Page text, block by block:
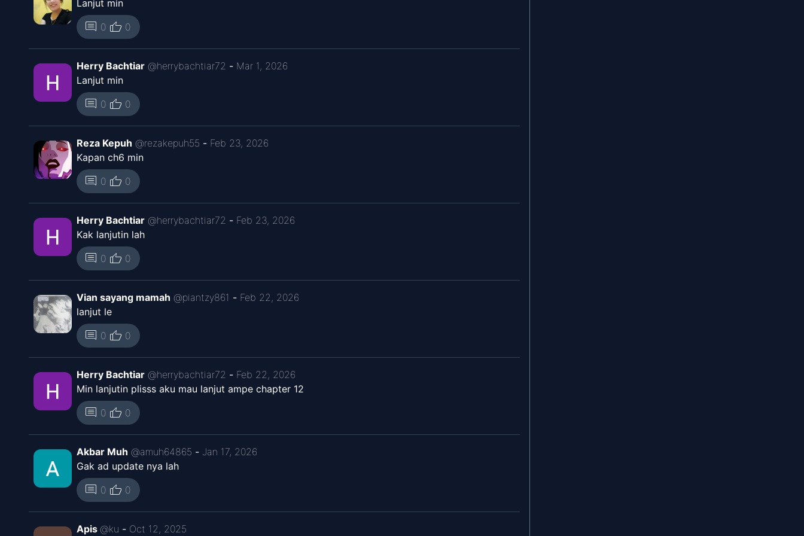
Lanjut min
comment 0 thumb_up 0
Herry Bachtiar @herrybachtiar72 - Mar 1, 2026
Lanjut min
comment 0 thumb_up 0
Reza Kepuh @rezakepuh55 - Feb 23, 2026
Kapan ch6 min
comment 0 thumb_up 0
Herry Bachtiar @herrybachtiar72 - Feb 23, 2026
Kak lanjutin lah
comment 0 thumb_up 0
Vian sayang mamah @piantzy861 - Feb 22, 2026
lanjut le
comment 0 thumb_up 0
Herry Bachtiar @herrybachtiar72 - Feb 22, 2026
Min lanjutin plisss aku mau lanjut ampe chapter 12
comment 0 thumb_up 0
Akbar Muh @amuh64865 - Jan 17, 2026
Gak ad update nya lah
comment 0 thumb_up 0
Apis @ku - Oct 12, 2025